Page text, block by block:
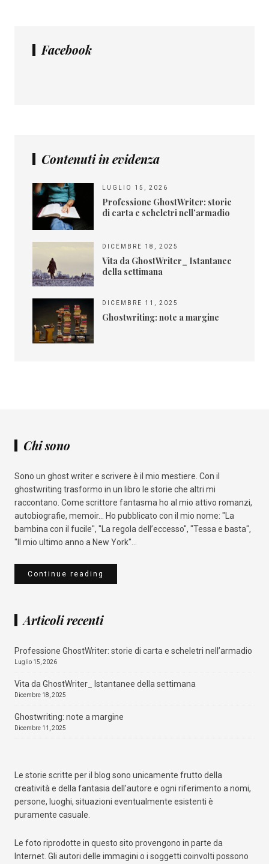
Facebook
Contenuti in evidenza
LUGLIO 15, 2026
Professione GhostWriter: storie
di carta e scheletri nell’armadio
DICEMBRE 18, 2025
Vita da GhostWriter_ Istantanee
della settimana
DICEMBRE 11, 2025
Ghostwriting: note a margine
Chi sono
Sono un ghost writer e scrivere è il mio mestiere. Con il
ghostwriting trasformo in un libro le storie che altri mi
raccontano. Come scrittore fantasma ho al mio attivo romanzi,
autobiografie, memoir... Ho pubblicato con il mio nome: "La
bambina con il fucile", "La regola dell’eccesso", "Tessa e basta",
"Il mio ultimo anno a New York"...
Continue reading
Articoli recenti
Professione GhostWriter: storie di carta e scheletri nell’armadio
Luglio 15, 2026
Vita da GhostWriter_ Istantanee della settimana
Dicembre 18, 2025
Ghostwriting: note a margine
Dicembre 11, 2025
Le storie scritte per il blog sono unicamente frutto della
creatività e della fantasia dell’autore e ogni riferimento a nomi,
persone, luoghi, situazioni eventualmente esistenti è
puramente casuale.
Le foto riprodotte in questo sito provengono in parte da
Internet. Gli autori delle immagini o i soggetti coinvolti possono